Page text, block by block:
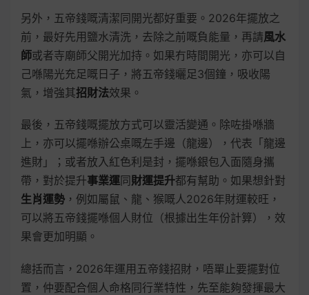
另外，五帝錢嘅清潔同開光都好重要。2026年擺放之
前，最好先用鹽水清洗，去除之前嘅負能量，再請風水
師或者寺廟師父開光加持。如果冇時間開光，亦可以自
己喺陽光充足嘅日子，將五帝錢曬足3個鐘，吸收陽
氣，增強其招財法效果。
最後，五帝錢嘅擺放方式可以靈活變通。除咗掛喺牆
上，亦可以擺喺辦公桌嘅左手邊（龍邊），代表「龍邊
進財」；或者放入紅色利是封，擺喺銀包入面隨身攜
帶，對於提升事業運同財運提升都有幫助。如果想針對
生肖運勢 ，例如屬鼠、龍、猴嘅人2026年財運較旺，
可以將五帝錢擺喺個人財位（根據出生年份計算），效
果會更加明顯。
總括而言，2026年運用五帝錢招財，唔單止要擺對位
置，仲要配合個人命格同行業特性，先至能夠發揮最大